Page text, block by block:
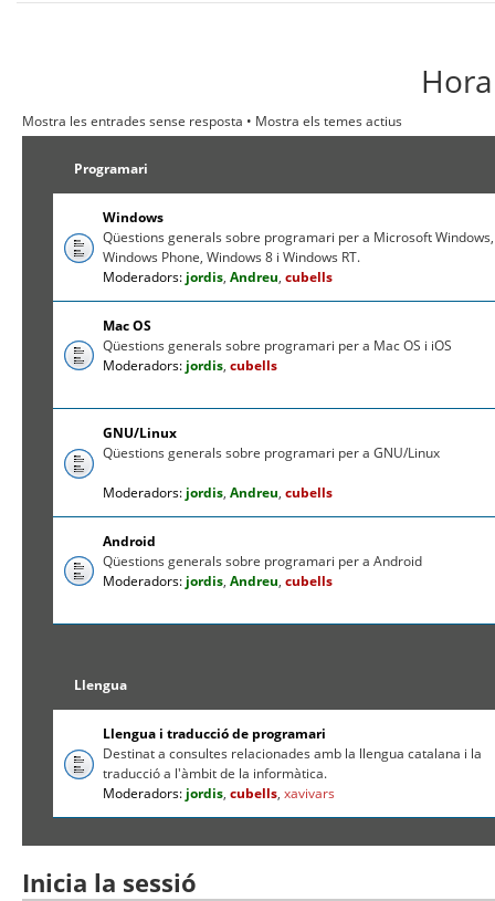
Mostra les entrades sense resposta • Mostra els temes actius
Programari
Windows
Qüestions generals sobre programari per a Microsoft Windows,
Windows Phone, Windows 8 i Windows RT.
Moderadors: jordis,Andreu,cubells
Mac OS
Qüestions generals sobre programari per a Mac OS i iOS
Moderadors: jordis,cubells
GNU/Linux
Qüestions generals sobre programari per a GNU/Linux
Moderadors: jordis,Andreu,cubells
Android
Qüestions generals sobre programari per a Android
Moderadors: jordis,Andreu,cubells
Llengua
Llengua i traducció de programari
Destinat a consultes relacionades amb la llengua catalana i la
traducció a l'àmbit de la informàtica.
Moderadors: jordis,cubells,xavivars
Inicia la sessió